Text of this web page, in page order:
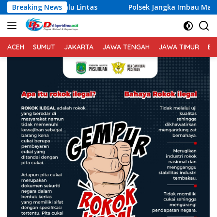
Langsung
ke
konten
Breaking NewsPolsek Jangka Imbau Masyarakat Gunakan
ACEH SUMUT JAKARTA JAWA TENGAH JAWA TIMUR